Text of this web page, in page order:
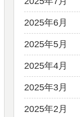
2025年6月
2025年5月
2025年4月
2025年3月
2025年2月